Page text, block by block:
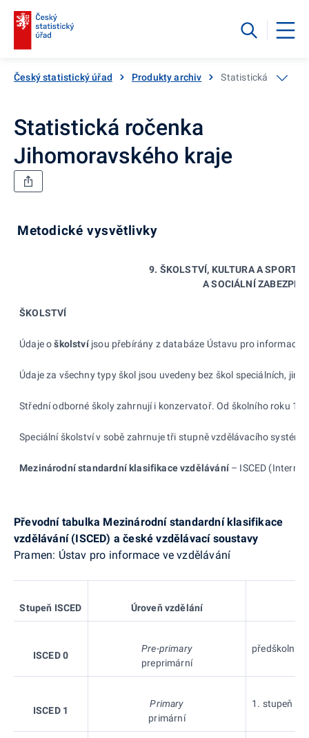
Český statistický úřad Produkty archiv Statistická ročenka
Statistická ročenka
Jihomoravského kraje
Metodické vysvětlivky
9. ŠKOLSTVÍ, KULTURA A SPORT,
A SOCIÁLNÍ
ŠKOLSTVÍ
Údaje oškolstvíjsou přebírány z databáze Ústavu pro informace
Údaje za všechny typy škol jsou uvedeny bez škol speciálních,
Střední odborné školy zahrnují i konzervatoř. Od školního roku
Speciální školství v sobě zahrnuje tři stupně vzdělávacího
Mezinárodní standardní klasifikace vzdělávání– ISCED
Převodní tabulka Mezinárodní standardní klasifikace
vzdělávání (ISCED) a české vzdělávací soustavy
Pramen: Ústav pro informace ve vzdělávání
Stupeň ISCED Úroveň vzdělání
ISCED 0
Pre-primary
preprimární
předškolní
ISCED 1
Primary
primární
1. stupeň